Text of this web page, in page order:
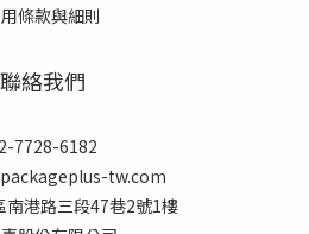
條款與細則
聯絡我們
7728-6182
tw.com
南港路三段47巷2號1樓